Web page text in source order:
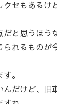
セもあるけ
だと思うほう
られるものが
。
だけど、旧